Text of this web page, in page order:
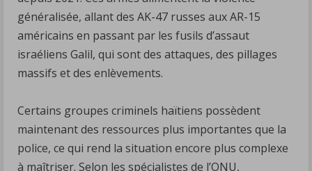
généralisée, allant des AK-47 russes aux AR-15
américains en passant par les fusils d’assaut
israéliens Galil, qui sont des attaques, des pillages
massifs et des enlèvements.
Certains groupes criminels haïtiens possèdent
maintenant des ressources plus importantes que la
police, ce qui rend la situation encore plus complexe
à maîtriser. Selon les spécialistes de l’ONU,